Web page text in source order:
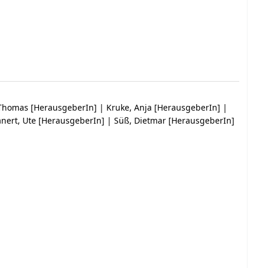
[HerausgeberIn] | Kruke, Anja [HerausgeberIn] |
Ute [HerausgeberIn] |Süß, Dietmar [HerausgeberIn]